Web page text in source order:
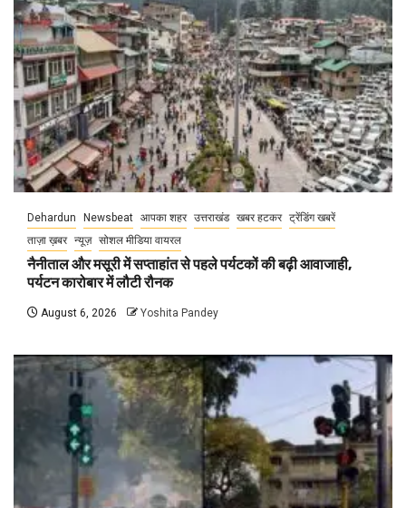
Dehardun Newsbeat आपका शहर उत्तराखंड खबर हटकर ट्रेंडिंग खबरें
ताज़ा ख़बर न्यूज़ सोशल मीडिया वायरल
नैनीताल और मसूरी में सप्ताहांत से पहले पर्यटकों की बढ़ी आवाजाही,
पर्यटन कारोबार में लौटी रौनक
August 6, 2026 Yoshita Pandey